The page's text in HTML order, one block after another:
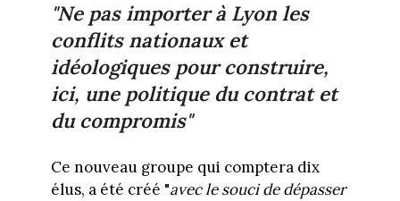
"Ne pas importer à Lyon les
conflits nationaux et
idéologiques pour construire,
ici, une politique du contrat et
du compromis"
Ce nouveau groupe qui comptera dix
élus, a été créé "avec le souci de dépasser